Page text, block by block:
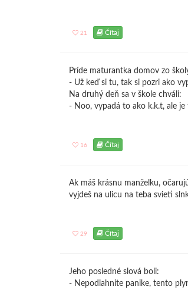
21 Čítaj
Príde maturantka domov zo
- Už keď si tu, tak si pozri ako
Na druhý deň sa v škole chváli:
- Noo, vypadá to ako k.k.t, ale je
16 Čítaj
Ak máš krásnu manželku,
vyjdeš na ulicu na teba svieti
29 Čítaj
Jeho posledné slová boli:
- Nepodlahnite panike, tento